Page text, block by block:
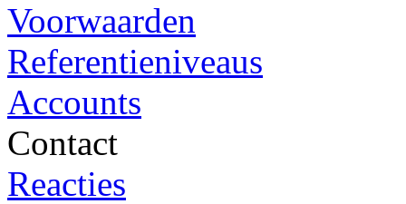
Voorwaarden
Referentieniveaus
Accounts
Contact
Reacties